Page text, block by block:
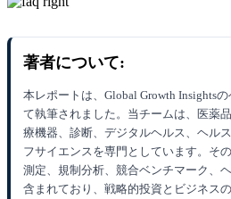
著者について:
本レポートは、Global Growth Insights
て執筆されました。当チームは、医薬
療機器、診断、デジタルヘルス、ヘル
フサイエンスを専門としています。そ
測定、規制分析、競合ベンチマーク、
含まれており、戦略的投資とビジネス